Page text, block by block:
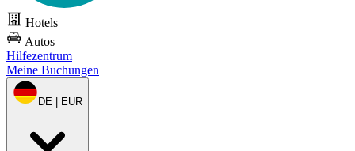
Hotels
Autos
Hilfezentrum
Meine Buchungen
DE | EUR